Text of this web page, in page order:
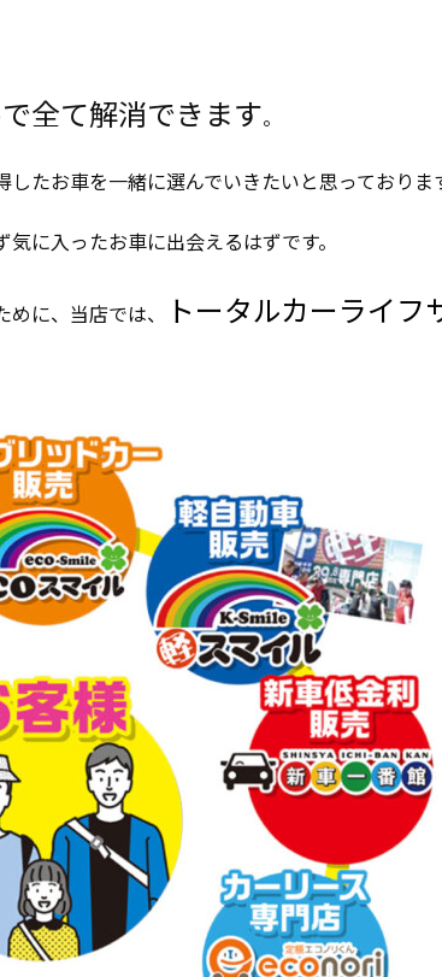
全て解消できます。
たお車を一緒に選んでいきたいと思っておりま
に入ったお車に出会えるはずです。
に、当店では、 トータルカーライフ